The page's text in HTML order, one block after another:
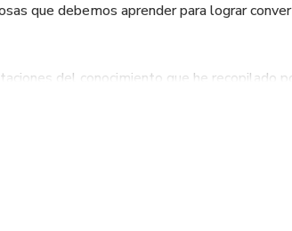
que debemos aprender para lograr
del conocimiento que he recopilado